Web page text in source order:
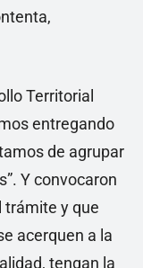
Territorial
entregando
de agrupar
Y convocaron
trámite y que
acerquen a la
tengan la